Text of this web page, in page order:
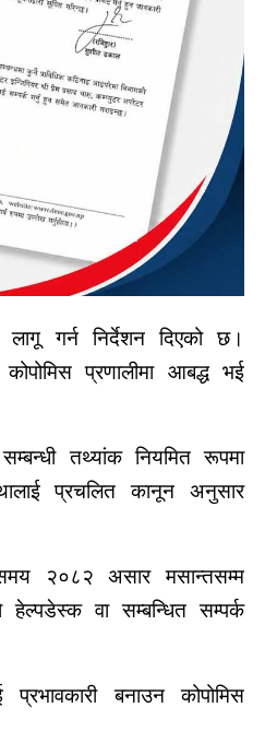
गर्न निर्देशन दिएको छ।
प्रणालीमा आबद्ध भई
तथ्यांक नियमित रूपमा
प्रचलित कानून अनुसार
समय २०८२ असार मसान्तसम्म
वा सम्बन्धित सम्पर्क
बनाउन कोपोमिस